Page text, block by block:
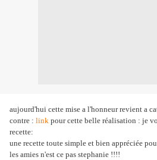
aujourd'hui cette mise a l'honneur revient a
contre : link pour cette belle réalisation : je
recette:
une recette toute simple et bien appréciée
les amies n'est ce pas stephanie !!!!